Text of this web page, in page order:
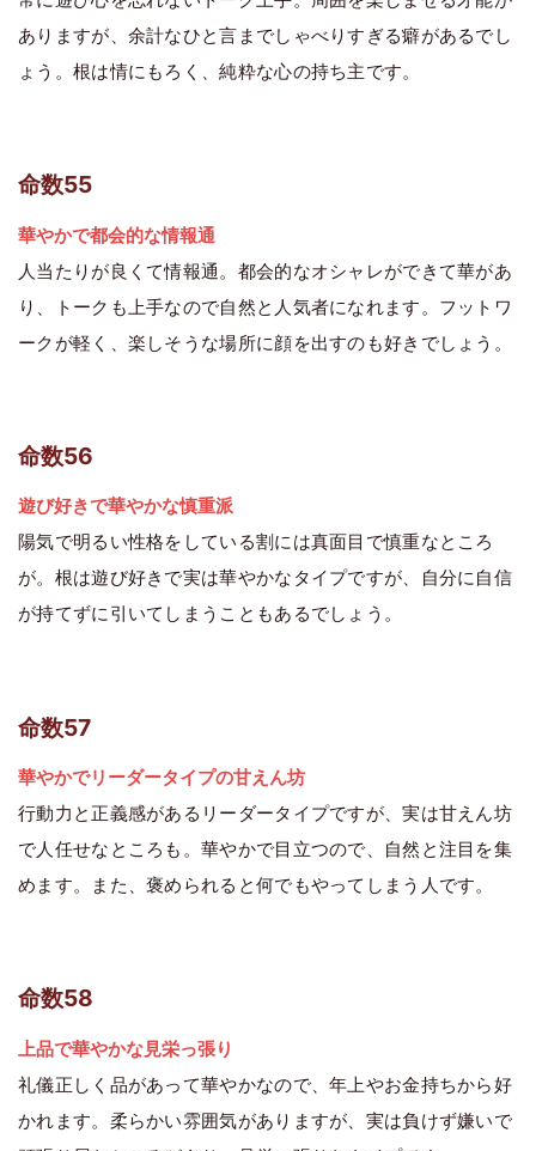
ありますが、余計なひと言までしゃべりすぎる癖があるでし
ょう。根は情にもろく、純粋な心の持ち主です。
命数55
華やかで都会的な情報通
人当たりが良くて情報通。都会的なオシャレができて華があ
り、トークも上手なので自然と人気者になれます。フットワ
ークが軽く、楽しそうな場所に顔を出すのも好きでしょう。
命数56
遊び好きで華やかな慎重派
陽気で明るい性格をしている割には真面目で慎重なところ
が。根は遊び好きで実は華やかなタイプですが、自分に自信
が持てずに引いてしまうこともあるでしょう。
命数57
華やかでリーダータイプの甘えん坊
行動力と正義感があるリーダータイプですが、実は甘えん坊
で人任せなところも。華やかで目立つので、自然と注目を集
めます。また、褒められると何でもやってしまう人です。
命数58
上品で華やかな見栄っ張り
礼儀正しく品があって華やかなので、年上やお金持ちから好
かれます。柔らかい雰囲気がありますが、実は負けず嫌いで